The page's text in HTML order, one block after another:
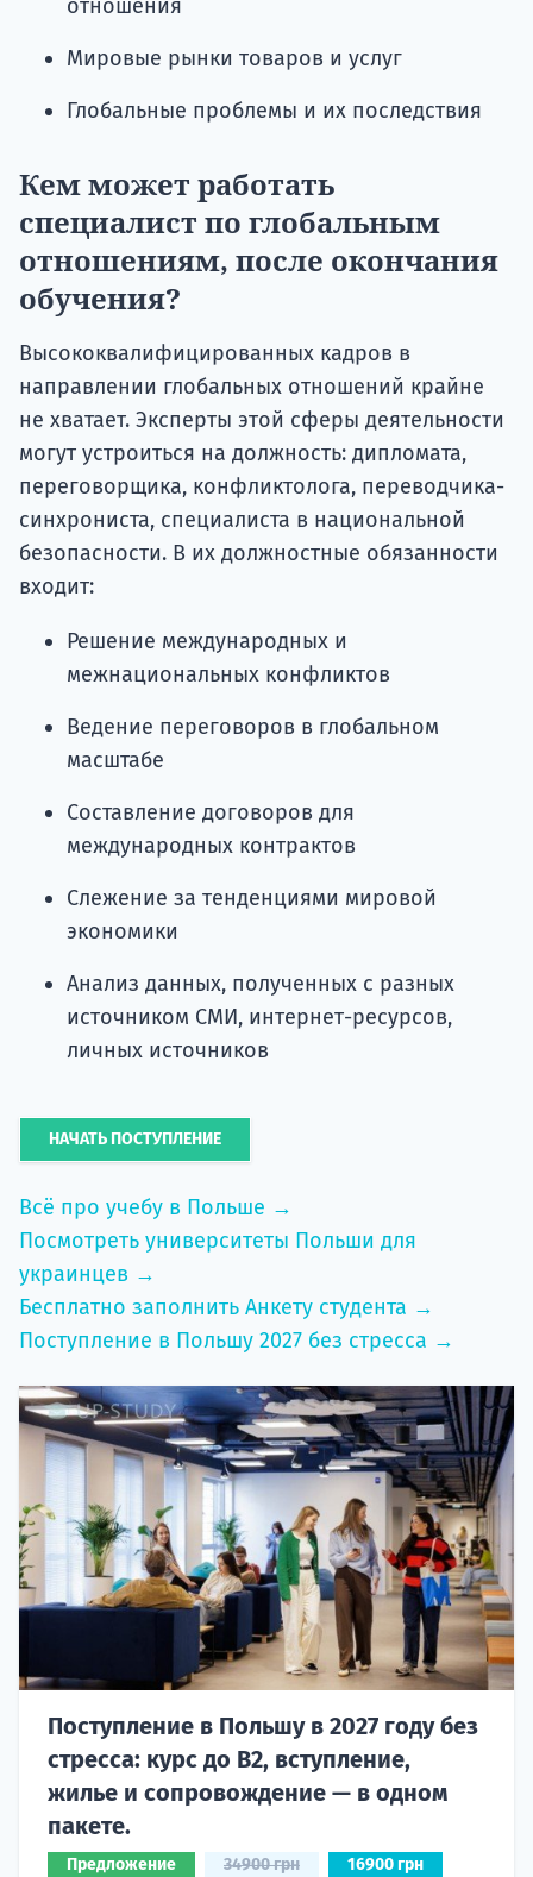
отношения
Мировые рынки товаров и услуг
Глобальные проблемы и их последствия
Кем может работать
специалист по глобальным
отношениям, после окончания
обучения?
Высококвалифицированных кадров в
направлении глобальных отношений крайне
не хватает. Эксперты этой сферы деятельности
могут устроиться на должность: дипломата,
переговорщика, конфликтолога, переводчика-
синхрониста, специалиста в национальной
безопасности. В их должностные обязанности
входит:
Решение международных и
межнациональных конфликтов
Ведение переговоров в глобальном
масштабе
Составление договоров для
международных контрактов
Слежение за тенденциями мировой
экономики
Анализ данных, полученных с разных
источником СМИ, интернет-ресурсов,
личных источников
НАЧАТЬ ПОСТУПЛЕНИЕ
Всё про учебу в Польше →
Посмотреть университеты Польши для
украинцев →
Бесплатно заполнить Анкету студента →
Поступление в Польшу 2027 без стресса →
Поступление в Польшу в 2027 году без
стресса: курс до B2, вступление,
жилье и сопровождение — в одном
пакете.
Предложение 34900 грн 16900 грн